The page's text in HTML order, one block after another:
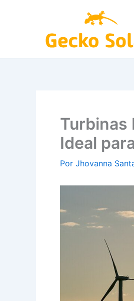
Turbinas
Ideal
Por Jhovanna